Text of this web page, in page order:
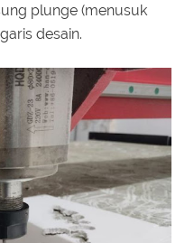
plunge (menusuk
desain.